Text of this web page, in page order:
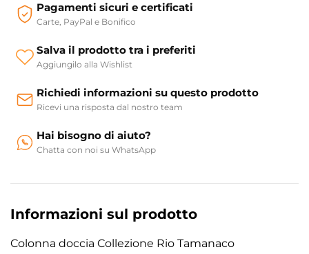
Pagamenti sicuri e certificati
Carte, PayPal e Bonifico
Salva il prodotto tra i preferiti
Aggiungilo alla Wishlist
Richiedi informazioni su questo prodotto
Ricevi una risposta dal nostro team
Hai bisogno di aiuto?
Chatta con noi su WhatsApp
Informazioni sul prodotto
Colonna doccia Collezione Rio Tamanaco